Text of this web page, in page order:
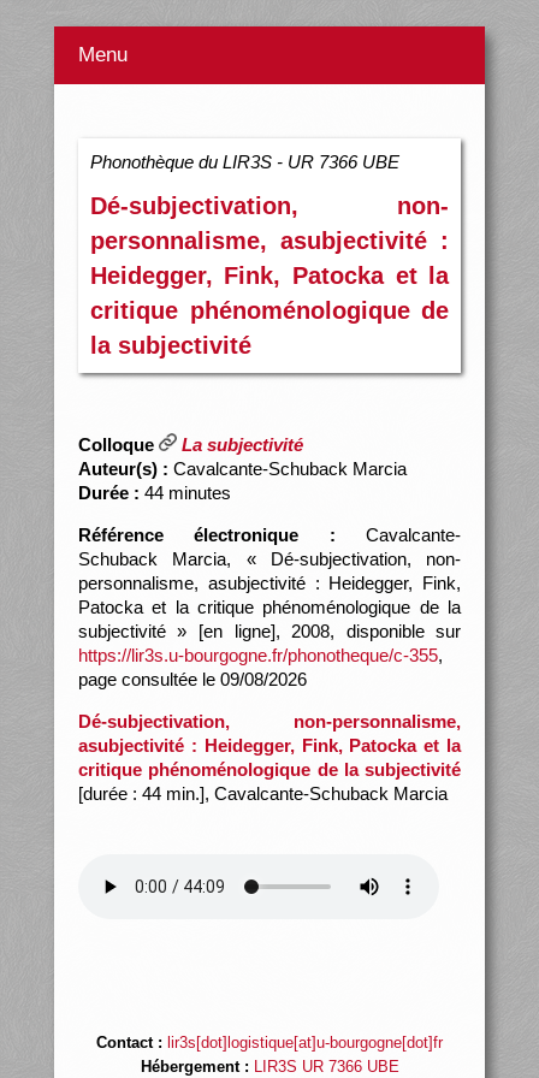
Menu
Phonothèque du LIR3S - UR 7366 UBE
Dé-subjectivation, non-
personnalisme, asubjectivité :
Heidegger, Fink, Patocka et la
critique phénoménologique de
la subjectivité
Colloque
La subjectivité
Auteur(s) : Cavalcante-Schuback Marcia
Durée : 44 minutes
Référence électronique : Cavalcante-
Schuback Marcia, « Dé-subjectivation, non-
personnalisme, asubjectivité : Heidegger, Fink,
Patocka et la critique phénoménologique de la
subjectivité » [en ligne], 2008, disponible sur
https://lir3s.u-bourgogne.fr/phonotheque/c-355,
page consultée le 09/08/2026
Dé-subjectivation, non-personnalisme,
asubjectivité : Heidegger, Fink, Patocka et la
critique phénoménologique de la subjectivité
[durée : 44 min.], Cavalcante-Schuback Marcia
Contact : lir3s[dot]logistique[at]u-bourgogne[dot]fr
Hébergement : LIR3S UR 7366 UBE